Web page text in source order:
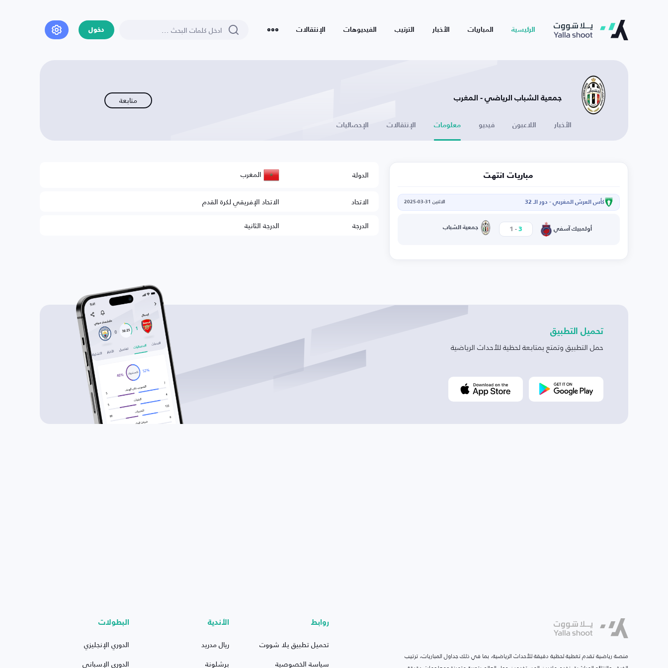
الرئيسية المباريات الأخبار الترتيب الفيديوهات الإنتقالات دخول
جمعية الشباب الرياضي - المغرب متابعة
الأخبار اللاعبون فيديو معلومات الإنتقالات الإحصائيات
مباريات انتهت
كأس العرش المغربي - دور الـ 32 الاثنين 31-03-2025
أولمبيك آسفي 3
-
1 جمعية الشباب
الدولة المغرب
الاتحاد
الاتحاد الإفريقي لكرة القدم
الدرجة
الدرجة الثانية
تحميل التطبيق
حمل التطبيق وتمتع بمتابعة لحظية للأحداث الرياضية
منصة رياضية تقدم تغطية لحظية دقيقة للأحداث الرياضية، بما في ذلك جداول المباريات، ترتيب
روابط
تحميل تطبيق يلا شووت
سياسة الخصوصية
الأندية
ريال مدريد
برشلونة
البطولات
الدوري الإنجليزي
الدوري الإسباني